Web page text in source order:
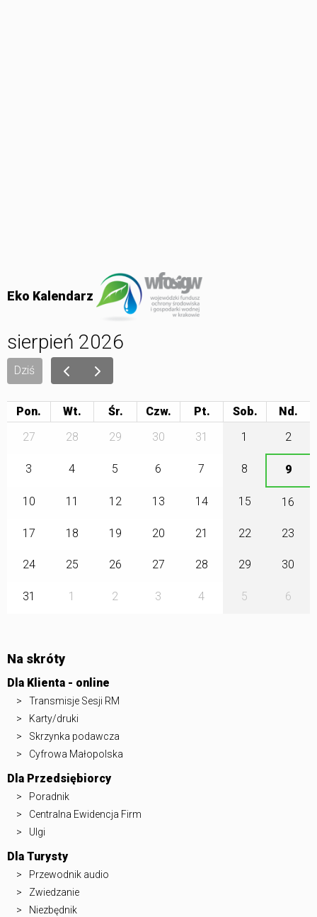
Eko Kalendarz
sierpień 2026
Dziś
Pon. Wt. Śr. Czw. Pt.
Sob.
27
28 29 30 31 1 2
3 4 5 6 7 8 9
10 11 12 13 14 15 16
17 18 19 20 21 22 23
24 25 26 27 28 29 30
31 1 2 3 4 5 6
Na skróty
Dla Klienta - online
Transmisje Sesji RM
Karty/druki
Skrzynka podawcza
Cyfrowa Małopolska
Dla Przedsiębiorcy
Poradnik
Centralna Ewidencja Firm
Ulgi
Dla Turysty
Przewodnik audio
Zwiedzanie
Niezbędnik